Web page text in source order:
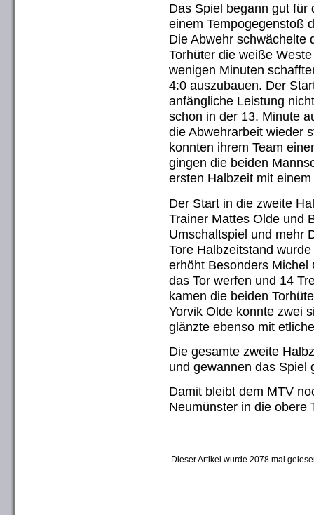
Das Spiel begann gut für
einem Tempogegenstoß
Die Abwehr schwächelte
Torhüter die weiße
wenigen Minuten
4:0 auszubauen. Der
anfängliche Leistung
schon in der 13. Minute
die Abwehrarbeit wieder
konnten ihrem Team
gingen die beiden
ersten Halbzeit mit
Der Start in die zweite
Trainer Mattes Olde und
Umschaltspiel und mehr
Tore Halbzeitstand
erhöht Besonders
das Tor werfen und 14
kamen die beiden
Yorvik Olde konnte zwei
glänzte ebenso mit
Die gesamte zweite
und gewannen das Spiel
Damit bleibt dem MTV
Neumünster in die obere
Dieser Artikel wurde 2078 mal